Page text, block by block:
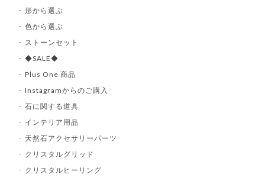
形から選ぶ
色から選ぶ
ストーンセット
◆SALE◆
Plus One 商品
Instagramからのご購入
石に関する道具
インテリア用品
天然石アクセサリーパーツ
クリスタルグリッド
クリスタルヒーリング